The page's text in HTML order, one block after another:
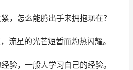
，怎么能腾出手来拥抱现在？
流星的光芒短暂而灼热闪耀。
验，一般人学习自己的经验。